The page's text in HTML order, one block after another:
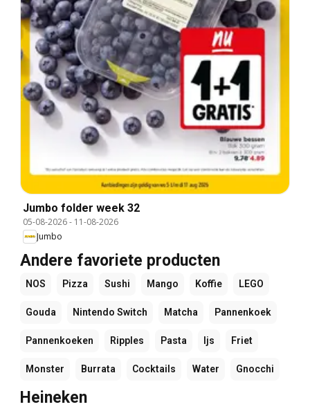
Jumbo folder week 32
05-08-2026- 11-08-2026
Jumbo
Andere favoriete producten
NOS Pizza Sushi Mango Koffie LEGO
Gouda Nintendo Switch Matcha Pannenkoek
Pannenkoeken Ripples Pasta Ijs Friet
Monster Burrata Cocktails Water Gnocchi
Heineken